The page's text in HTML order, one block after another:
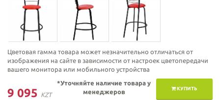
Цветовая гамма товара может незначительно отличаться от
изображения на сайте в зависимости от настроек цветопередачи
вашего монитора или мобильного устройства
9 095 KZT
КУПИТЬ
*Уточняйте наличие товара у
менеджеров